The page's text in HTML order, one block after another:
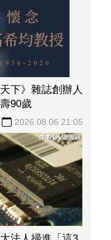
下》雜誌創辦人
90歲
2026.08.06 21:05